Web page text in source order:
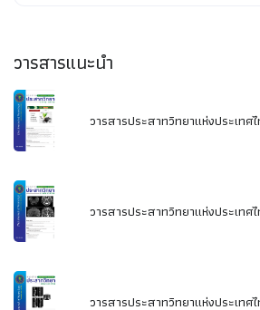
วารสารแนะนำ
วารสารประสาทวิทยาแห่งประเท
วารสารประสาทวิทยาแห่งประเท
วารสารประสาทวิทยาแห่งประเท